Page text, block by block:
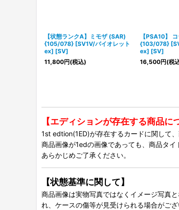
【状態ランクA】ミモザ (SAR)
{105/078} [SV1V/バイオレット
ex] [SV]
11,800円(税込)
【PSA10】
{103/078}
ex] [SV]
16,500円(税
【エディションが存在する商品に
1st edtion(1ED)が存在するカードに関して
商品画像が1edの画像であっても、商品タイ
あらかじめご了承ください。
【状態基準に関して】
商品画像は実物写真ではなくイメージ写真
れ、ケースの傷等が見受けられる場合がご